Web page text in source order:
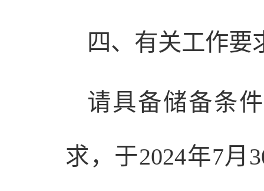
四、有关工作要
请具备储备条
求，于2024年7月